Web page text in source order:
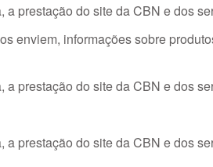
prestação do site da CBN e dos
enviem, informações sobre
prestação do site da CBN e dos
prestação do site da CBN e dos